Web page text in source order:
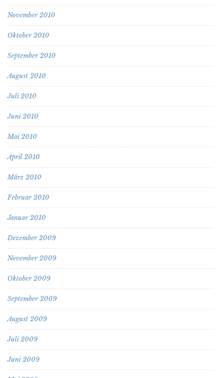
November 2010
Oktober 2010
September 2010
August 2010
Juli 2010
Juni 2010
Mai 2010
April 2010
März 2010
Februar 2010
Januar 2010
Dezember 2009
November 2009
Oktober 2009
September 2009
August 2009
Juli 2009
Juni 2009